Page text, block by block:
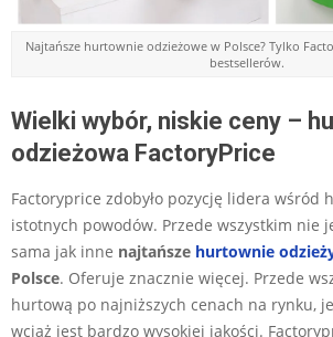
Najtańsze hurtownie odzieżowe w Polsce? Tylko
bestsellerów.
Wielki wybór, niskie ceny –
odzieżowa FactoryPrice
Factoryprice zdobyło pozycję lidera wśród
istotnych powodów. Przede wszystkim nie
sama jak inne najtańsze hurtownie
Polsce. Oferuje znacznie więcej. Przede
hurtową po najniższych cenach na rynku,
wciąż jest bardzo wysokiej jakości.